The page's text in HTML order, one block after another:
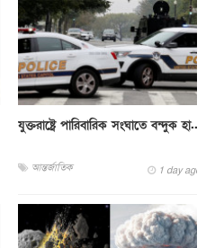
যুক্তরাষ্ট্রে পারিবারিক সংঘাতে বন্দুক হা...
আন্তর্জাতিক 1 day ago